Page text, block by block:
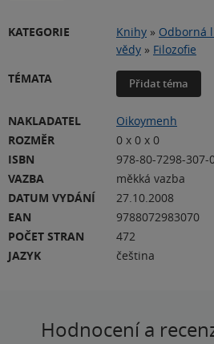
KATEGORIE Knihy » Odborná
vědy » Filozofie
TÉMATA
Přidat téma
NAKLADATEL
Oikoymenh
ROZMĚR
0 x 0 x 0
ISBN
978-80-7298-307-
VAZBA
měkká vazba
DATUM VYDÁNÍ
27.10.2008
EAN
9788072983070
POČET STRAN
472
JAZYK
čeština
Hodnocení a